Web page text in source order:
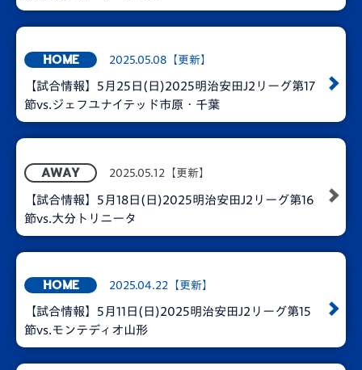
2025.05.08【更新】
HOME
【試合情報】5月25日(日)2025明治安田J2リーグ第17
節vs.ジェフユナイテッド市原・千葉
2025.05.12【更新】
AWAY
【試合情報】5月18日(日)2025明治安田J2リーグ第16
節vs.大分トリニータ
2025.04.22【更新】
HOME
【試合情報】5月11日(日)2025明治安田J2リーグ第15
節vs.モンテディオ山形